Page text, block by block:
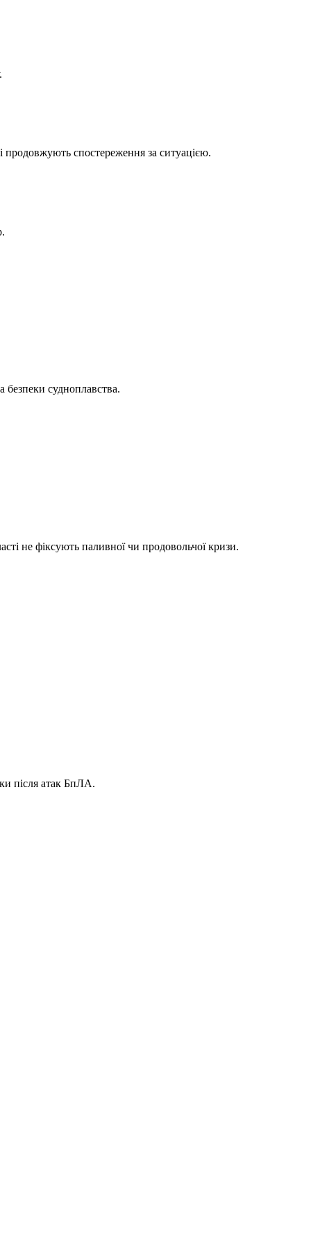
продовжують спостереження за ситуацією.
безпеки судноплавства.
не фіксують паливної чи продовольчої кризи.
після атак БпЛА.